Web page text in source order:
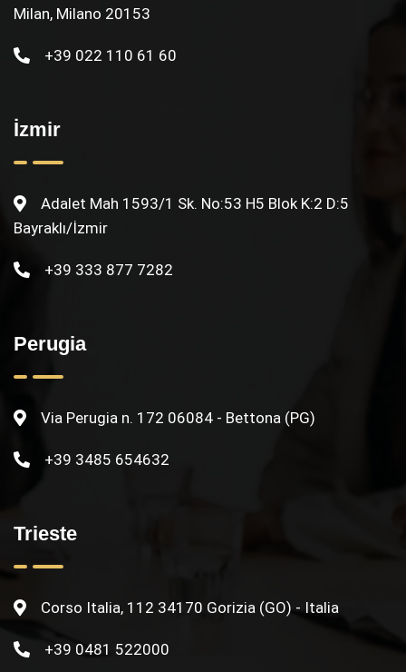
Milan, Milano 20153
+39 022 110 61 60
İzmir
Adalet Mah 1593/1 Sk. No:53 H5 Blok K:2 D:5
Bayraklı/İzmir
+39 333 877 7282
Perugia
Via Perugia n. 172 06084 - Bettona (PG)
+39 3485 654632
Trieste
Corso Italia, 112 34170 Gorizia (GO) - Italia
+39 0481 522000